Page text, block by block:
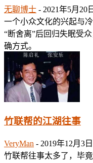
无聊博士 - 2021年5月20日
一个小众文化的兴起与
“断舍离”后回归失眠受
确方式。
竹联帮的江湖往事
VeryMan - 2019年12月3日
竹联帮往事太多了，毕